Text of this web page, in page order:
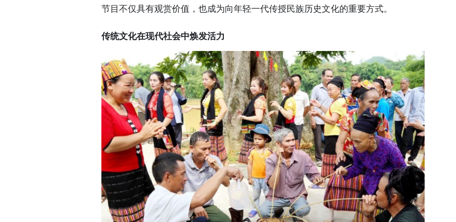
节目不仅具有观赏价值，也成为向年轻一代传授民族历史文化的重要方式。
传统文化在现代社会中焕发活力